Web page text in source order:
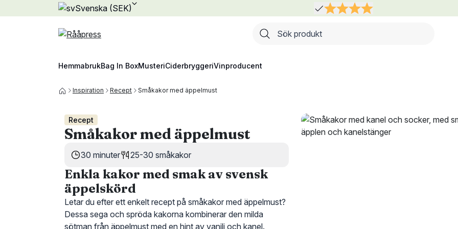
Svenska (SEK)
Sök produkt
HemmabrukBag In BoxMusteriCiderbryggeriVinproducent
Inspiration Recept Småkakor med äppelmust
Recept
Småkakor med äppelmust
30 minuter 25-30 småkakor
Enkla kakor med smak av svensk
äppelskörd
Letar du efter ett enkelt recept på småkakor med äppelmust?
Dessa sega och spröda kakorna kombinerar den milda
sötman från äppelmust med en hint av vanilj och kanel.